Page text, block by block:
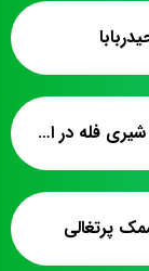
فروش عمده پشمک شیری فله در اصفهان
پرتغالی